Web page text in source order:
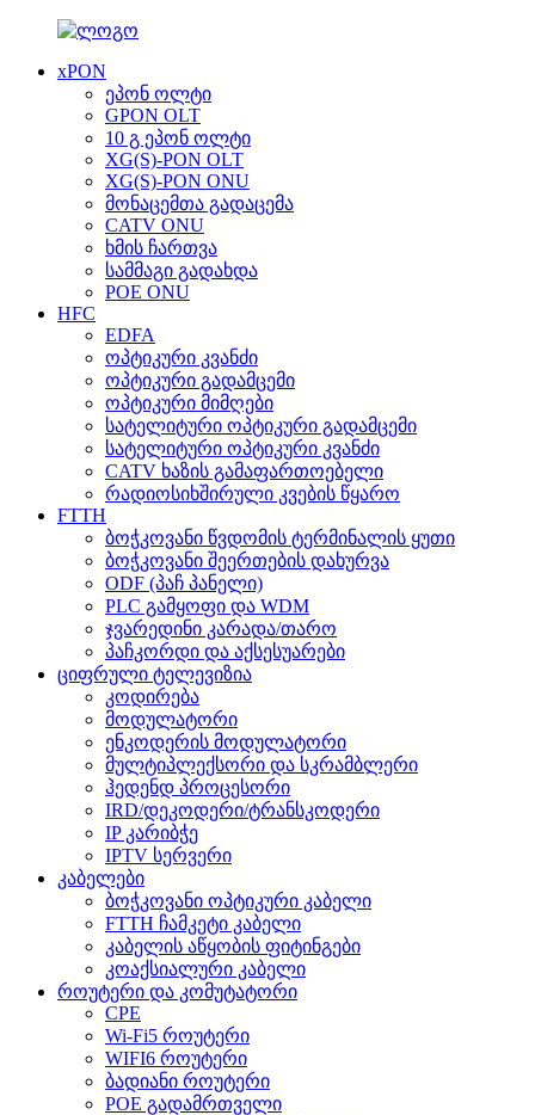
xPON
ეპონ ოლტი
GPON OLT
10 გ ეპონ ოლტი
XG(S)-PON OLT
XG(S)-PON ONU
მონაცემთა გადაცემა
CATV ONU
ხმის ჩართვა
სამმაგი გადახდა
POE ONU
HFC
EDFA
ოპტიკური კვანძი
ოპტიკური გადამცემი
ოპტიკური მიმღები
სატელიტური ოპტიკური გადამცემი
სატელიტური ოპტიკური კვანძი
CATV ხაზის გამაფართოებელი
რადიოსიხშირული კვების წყარო
FTTH
ბოჭკოვანი წვდომის ტერმინალის ყუთი
ბოჭკოვანი შეერთების დახურვა
ODF (პაჩ პანელი)
PLC გამყოფი და WDM
ჯვარედინი კარადა/თარო
პაჩკორდი და აქსესუარები
ციფრული ტელევიზია
კოდირება
მოდულატორი
ენკოდერის მოდულატორი
მულტიპლექსორი და სკრამბლერი
ჰედენდ პროცესორი
IRD/დეკოდერი/ტრანსკოდერი
IP კარიბჭე
IPTV სერვერი
კაბელები
ბოჭკოვანი ოპტიკური კაბელი
FTTH ჩამკეტი კაბელი
კაბელის აწყობის ფიტინგები
კოაქსიალური კაბელი
როუტერი და კომუტატორი
CPE
Wi-Fi5 როუტერი
WIFI6 როუტერი
ბადიანი როუტერი
POE გადამრთველი